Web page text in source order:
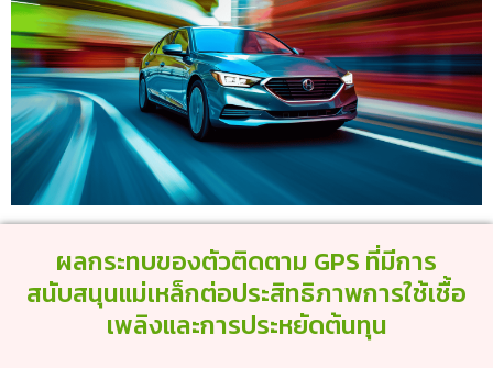
ผลกระทบของตัวติดตาม GPS ที่มีการ
สนับสนุนแม่เหล็กต่อประสิทธิภาพการใช้เชื้อ
เพลิงและการประหยัดต้นทุน